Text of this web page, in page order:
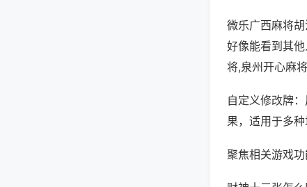
微乐广西麻将
好像能看到其
将,泉州开心麻
自定义修改牌
果，适用于多
聚焦相关游戏功